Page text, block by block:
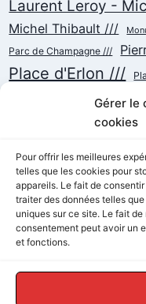
Gérer le
cookies
Pour offrir les meilleures
telles que les cookies pour
appareils. Le fait de
traiter des données telles
uniques sur ce site. Le fait
consentement peut avoir un
et fonctions.
Laurent Leroy -
Michel Thibault ///
Parc de Champagne ///
Place d'Erlon ///
Place de la République ///
Place du Forum/des
Rue Buirette /// Rue Carnot ///
Rue Cérès /// Rue de l'Etape
Rue de Vesle /// Rue